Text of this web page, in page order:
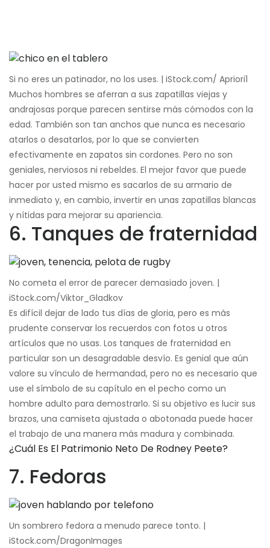
Si no eres un patinador, no los uses. | iStock.com/ Apriori1
Muchos hombres se aferran a sus zapatillas viejas y
andrajosas porque parecen sentirse más cómodos con la
edad. También son tan anchos que nunca es necesario
atarlos o desatarlos, por lo que se convierten
efectivamente en zapatos sin cordones. Pero no son
geniales, nerviosos ni rebeldes. El mejor favor que puede
hacer por usted mismo es sacarlos de su armario de
inmediato y, en cambio, invertir en unas zapatillas blancas
y nítidas para mejorar su apariencia.
6. Tanques de fraternidad
No cometa el error de parecer demasiado joven. |
iStock.com/Viktor_Gladkov
Es difícil dejar de lado tus días de gloria, pero es más
prudente conservar los recuerdos con fotos u otros
artículos que no usas. Los tanques de fraternidad en
particular son un desagradable desvío. Es genial que aún
valore su vínculo de hermandad, pero no es necesario que
use el símbolo de su capítulo en el pecho como un
hombre adulto para demostrarlo. Si su objetivo es lucir sus
brazos, una camiseta ajustada o abotonada puede hacer
el trabajo de una manera más madura y combinada.
¿Cuál Es El Patrimonio Neto De Rodney Peete?
7. Fedoras
Un sombrero fedora a menudo parece tonto. |
iStock.com/DragonImages